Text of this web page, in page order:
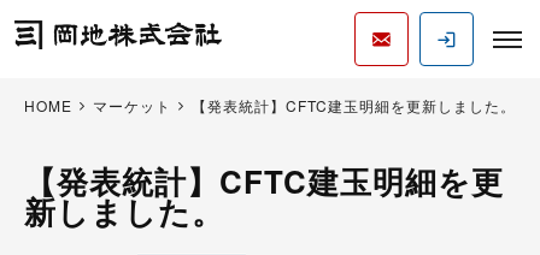
HOME マーケット 【発表統計】CFTC建玉明細を更新しました。
【発表統計】CFTC建玉明細を更
新しました。